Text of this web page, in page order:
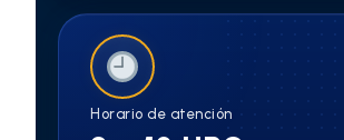
Horario de atención